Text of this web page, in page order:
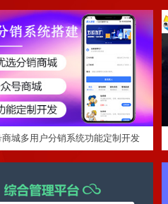
城多用户分销系统功能定制开发
定制程序开发
系统奖金制度结算定制开发